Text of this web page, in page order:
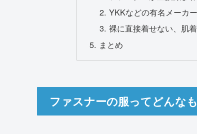
YKKなどの有名メーカ
裸に直接着せない、肌
まとめ
ファスナーの服ってどんな